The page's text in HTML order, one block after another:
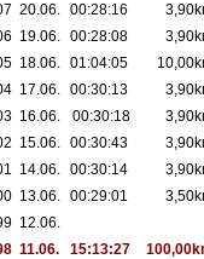
20.06. 00:28:16
19.06. 00:28:08
18.06. 01:04:05
17.06. 00:30:13
16.06. 00:30:18
15.06. 00:30:43
14.06. 00:30:14
13.06. 00:29:01
12.06.
11.06. 15:13:27